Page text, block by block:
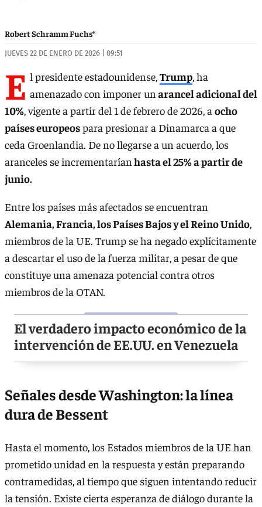
Robert Schramm Fuchs*
JUEVES 22 DE ENERO DE 2026 | 09:51
E l presidente estadounidense,Trump, ha
amenazado con imponer un arancel adicional del
10%, vigente a partir del 1 de febrero de 2026, a ocho
países europeospara presionar a Dinamarca a que
ceda Groenlandia. De no llegarse a un acuerdo, los
aranceles se incrementarían hasta el 25% a partir de
junio.
Entre los países más afectados se encuentran
Alemania, Francia, los Países Bajos y el Reino Unido,
miembros de la UE. Trump se ha negado explícitamente
a descartar el uso de la fuerza militar, a pesar de que
constituye una amenaza potencial contra otros
miembros de la OTAN.
El verdadero impacto económico de la
intervención de EE.UU. en Venezuela
Señales desde Washington: la línea
dura de Bessent
Hasta el momento, los Estados miembros de la UE han
prometido unidad en la respuesta y están preparando
contramedidas, al tiempo que siguen intentando reducir
la tensión. Existe cierta esperanza de diálogo durante la